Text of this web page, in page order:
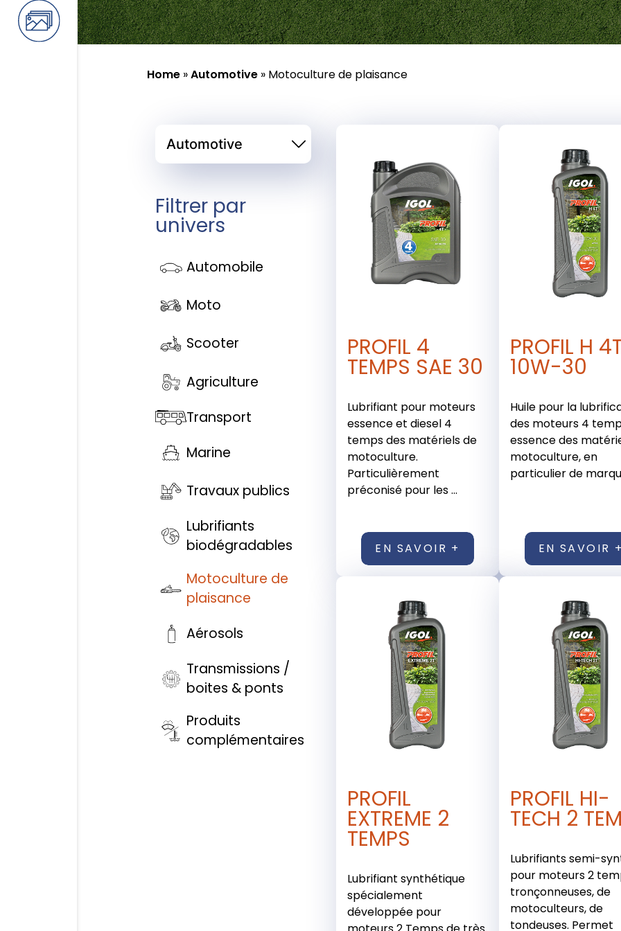
Home »Automotive » Motoculture de plaisance
Filtrer par
univers
Automobile
Moto
Scooter
Agriculture
Transport
Marine
Travaux publics
Lubrifiants
biodégradables
Motoculture de
plaisance
Aérosols
Transmissions /
boites & ponts
Produits
complémentaires
PROFIL 4
TEMPS SAE 30
Lubrifiant pour moteurs
essence et diesel 4
temps des matériels de
motoculture.
Particulièrement
préconisé pour les ...
EN SAVOIR +
PROFIL H
10W-30
Huile pour la
des moteurs 4
essence des
motoculture, en
particulier de
EN SAVOIR
PROFIL
EXTREME 2
TEMPS
Lubrifiant synthétique
spécialement
développée pour
PROFIL HI-
TECH 2
Lubrifiants semi-
pour moteurs 2
tronçonneuses, de
motoculteurs, de
tondeuses. Permet